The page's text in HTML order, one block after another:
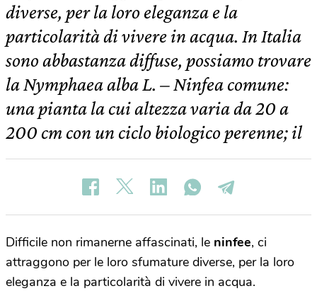
diverse, per la loro eleganza e la
particolarità di vivere in acqua. In Italia
sono abbastanza diffuse, possiamo trovare
la Nymphaea alba L. – Ninfea comune:
una pianta la cui altezza varia da 20 a
200 cm con un ciclo biologico perenne; il
Difficile non rimanerne affascinati, le ninfee, ci
attraggono per le loro sfumature diverse, per la loro
eleganza e la particolarità di vivere in acqua.